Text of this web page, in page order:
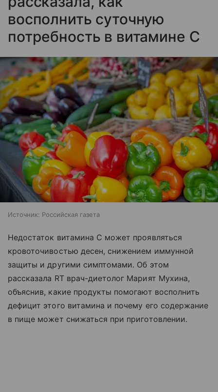
восполнить суточную
потребность в витамине C
Источник: Российская газета
Недостаток витамина C может проявляться
кровоточивостью десен, снижением иммунной
защиты и другими симптомами. Об этом
рассказала RT врач-диетолог Марият Мухина,
объяснив, какие продукты помогают восполнить
дефицит этого витамина и почему его содержание
в пище может снижаться при приготовлении.